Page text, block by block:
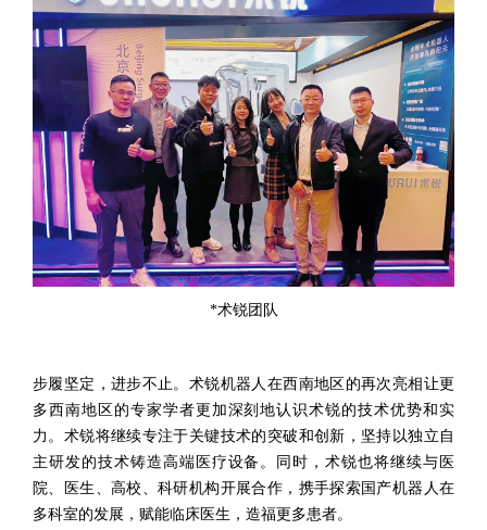
*术锐团队
步履坚定，进步不止。术锐机器人在西南地区的再次亮相让更
多西南地区的专家学者更加深刻地认识术锐的技术优势和实
力。术锐将继续专注于关键技术的突破和创新，坚持以独立自
主研发的技术铸造高端医疗设备。同时，术锐也将继续与医
院、医生、高校、科研机构开展合作，携手探索国产机器人在
多科室的发展，赋能临床医生，造福更多患者。